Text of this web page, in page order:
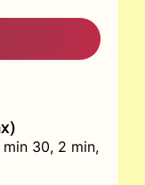
min 30, 2 min,